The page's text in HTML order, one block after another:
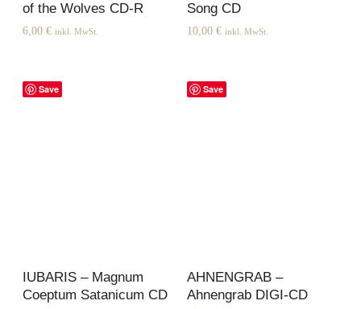
of the Wolves CD-R
6,00 € inkl. MwSt.
Song CD
10,00 € inkl. MwSt.
Save
IUBARIS – Magnum
Coeptum Satanicum CD
Save
AHNENGRAB –
Ahnengrab DIGI-CD